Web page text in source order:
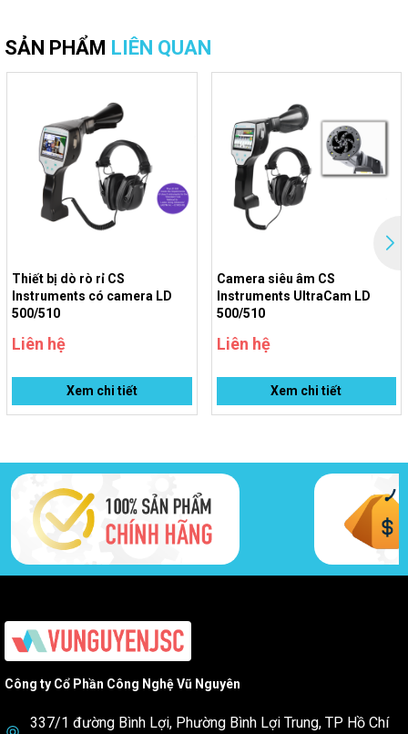
SẢN PHẨM LIÊN QUAN
Thiết bị dò rò rỉ CS
Instruments có camera LD
500/510
Liên hệ
Xem chi tiết
Camera siêu âm CS
Instruments UltraCam LD
500/510
Liên hệ
Xem chi tiết
Công ty Cổ Phần Công Nghệ Vũ Nguyên
337/1 đường Bình Lợi, Phường Bình Lợi Trung, TP Hồ Chí